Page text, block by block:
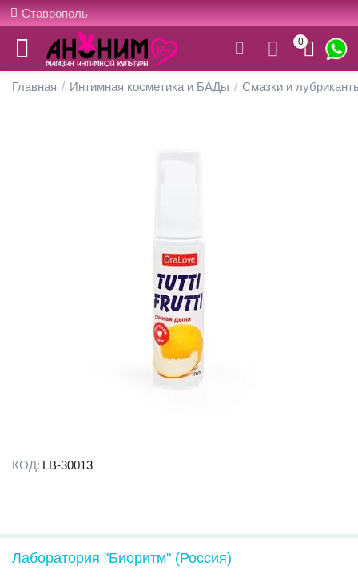
Ставрополь
0
Главная / Интимная косметика и БАДы / Смазки и
КОД: LB-30013
Лаборатория "Биоритм" (Россия)